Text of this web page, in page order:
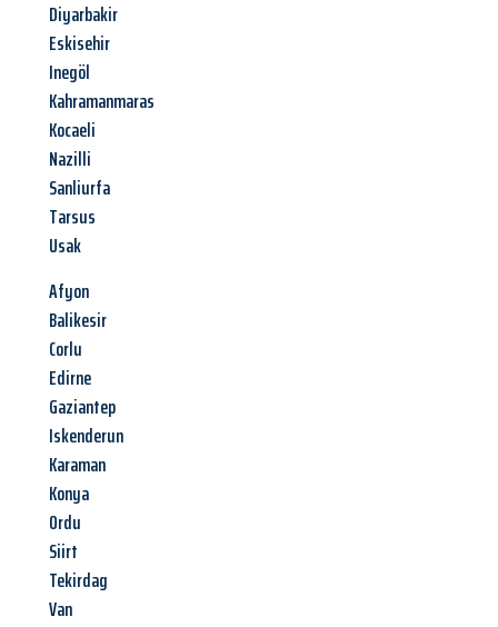
Diyarbakir
Eskisehir
Inegöl
Kahramanmaras
Kocaeli
Nazilli
Sanliurfa
Tarsus
Usak
Afyon
Balikesir
Corlu
Edirne
Gaziantep
Iskenderun
Karaman
Konya
Ordu
Siirt
Tekirdag
Van